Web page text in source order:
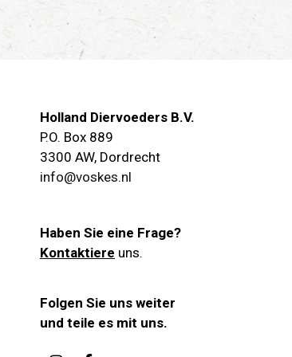
Holland Diervoeders B.V.
P.O. Box 889
3300 AW, Dordrecht
info@voskes.nl
Haben Sie eine Frage?
Kontaktiere uns.
Folgen Sie uns weiter
und teile es mit uns.